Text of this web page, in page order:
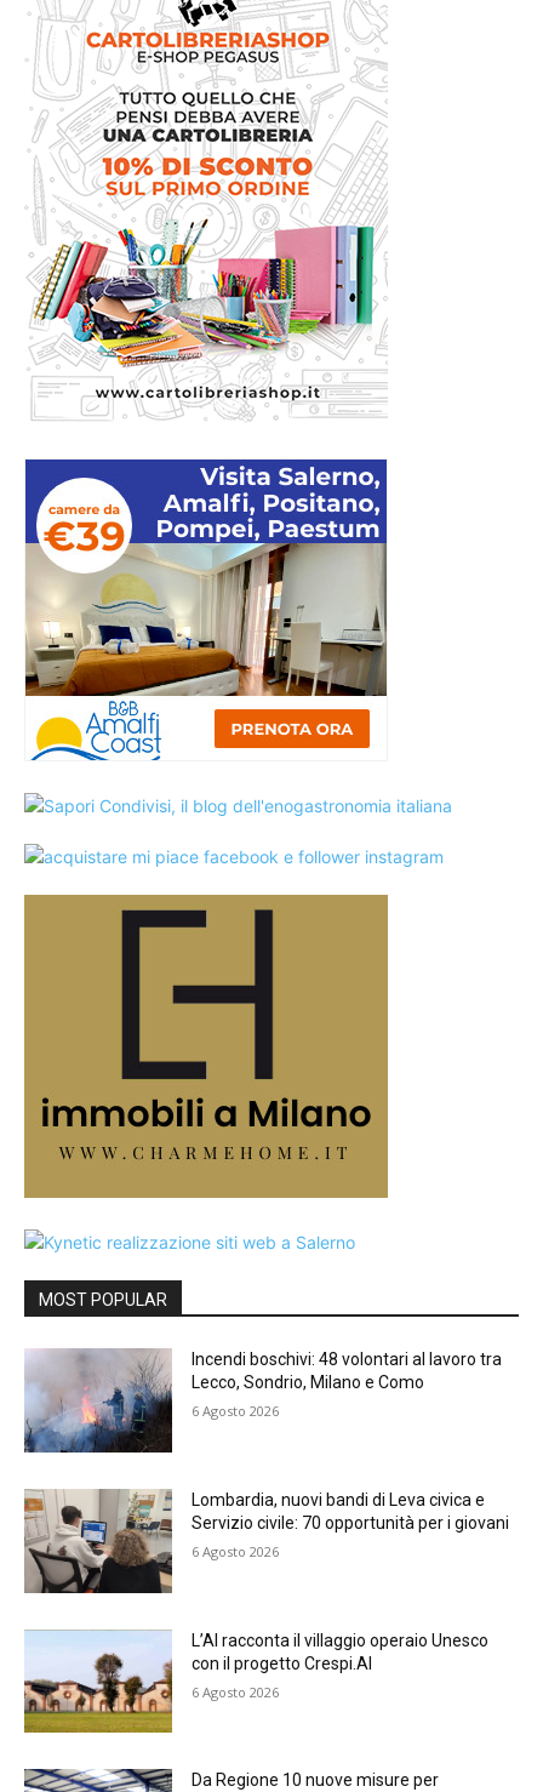
MOST POPULAR
Incendi boschivi: 48 volontari al lavoro tra
Lecco, Sondrio, Milano e Como
6 Agosto 2026
Lombardia, nuovi bandi di Leva civica e
Servizio civile: 70 opportunità per i giovani
6 Agosto 2026
L’AI racconta il villaggio operaio Unesco
con il progetto Crespi.AI
6 Agosto 2026
Da Regione 10 nuove misure per